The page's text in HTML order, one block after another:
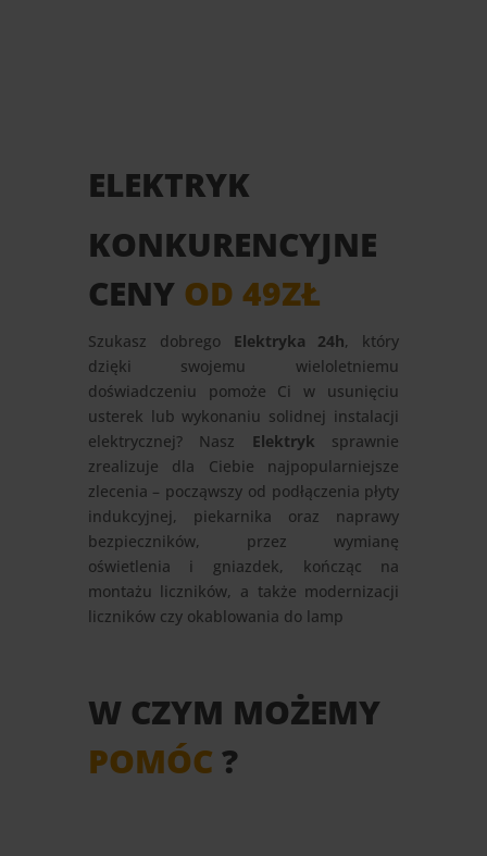
ELEKTRYK
KONKURENCYJNE
CENY OD 49ZŁ
Szukasz dobrego Elektryka 24h, który
dzięki swojemu wieloletniemu
doświadczeniu pomoże Ci w usunięciu
usterek lub wykonaniu solidnej instalacji
elektrycznej? Nasz Elektryk sprawnie
zrealizuje dla Ciebie najpopularniejsze
zlecenia – począwszy od podłączenia płyty
indukcyjnej, piekarnika oraz naprawy
bezpieczników, przez wymianę
oświetlenia i gniazdek, kończąc na
montażu liczników, a także modernizacji
liczników czy okablowania do lamp
W CZYM MOŻEMY
POMÓC ?